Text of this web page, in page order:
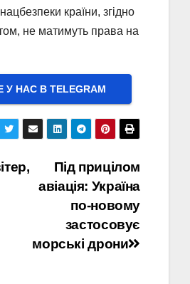
країни, згідно
не матимуть права на
НАС В ТELEGRAM
Під прицілом
авіація: Україна
по-новому
застосовує
морські дрони